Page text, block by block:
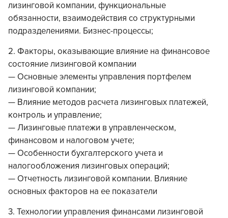
лизинговой компании, функциональные
обязанности, взаимодействия со структурными
подразделениями. Бизнес-процессы;
2. Факторы, оказывающие влияние на финансовое
состояние лизинговой компании
— Основные элементы управления портфелем
лизинговой компании;
— Влияние методов расчета лизинговых платежей,
контроль и управление;
— Лизинговые платежи в управленческом,
финансовом и налоговом учете;
— Особенности бухгалтерского учета и
налогообложения лизинговых операций;
— Отчетность лизинговой компании. Влияние
основных факторов на ее показатели
3. Технологии управления финансами лизинговой